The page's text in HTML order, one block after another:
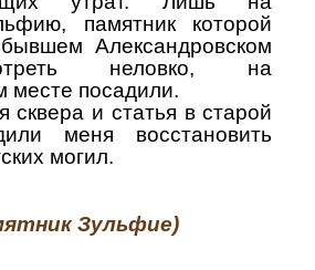
памятник которой
Александровском
неловко, на
месте посадили.
сквера и статья в старой
меня восстановить
могил.
Зульфие)